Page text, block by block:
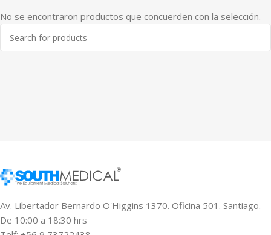
No se encontraron productos que concuerden con la selección.
Av. Libertador Bernardo O'Higgins 1370. Oficina 501. Santiago.
De 10:00 a 18:30 hrs